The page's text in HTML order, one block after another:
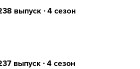
выпуск ∙ 4 сезон
выпуск ∙ 4 сезон